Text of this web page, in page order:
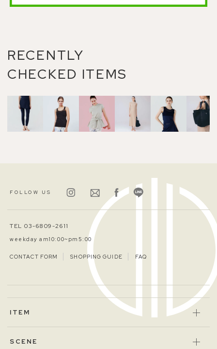
RECENTLY
CHECKED ITEMS
FOLLOW US
TEL 03-6809-2611
weekday am10:00~pm5:00
CONTACT FORM SHOPPING GUIDE FAQ
ITEM
SCENE